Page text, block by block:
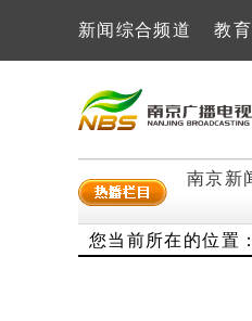
新闻综合频道 教
南京新
您当前所在的位置